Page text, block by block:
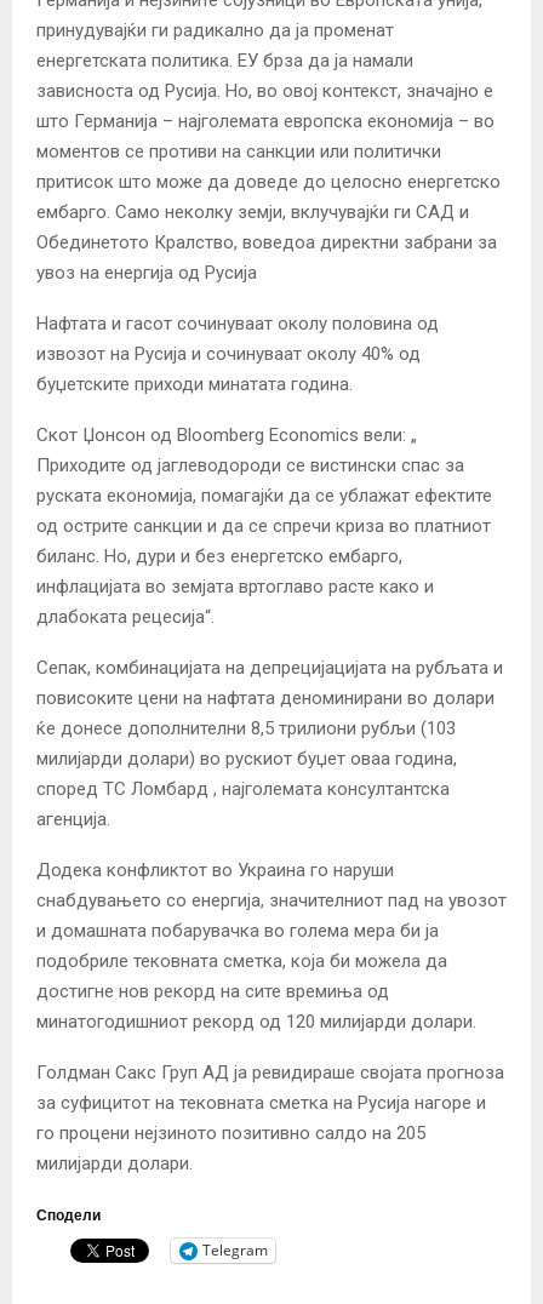
принудувајќи ги радикално да ја променат
енергетската политика. ЕУ брза да ја намали
зависноста од Русија. Но, во овој контекст, значајно е
што Германија – најголемата европска економија – во
моментов се противи на санкции или политички
притисок што може да доведе до целосно енергетско
ембарго. Само неколку земји, вклучувајќи ги САД и
Обединетото Кралство, воведоа директни забрани за
увоз на енергија од Русија
Нафтата и гасот сочинуваат околу половина од
извозот на Русија и сочинуваат околу 40% од
буџетските приходи минатата година.
Скот Џонсон од Bloomberg Economics вели: „
Приходите од јаглеводороди се вистински спас за
руската економија, помагајќи да се ублажат ефектите
од острите санкции и да се спречи криза во платниот
биланс. Но, дури и без енергетско ембарго,
инфлацијата во земјата вртоглаво расте како и
длабоката рецесија“.
Сепак, комбинацијата на депрецијацијата на рубљата и
повисоките цени на нафтата деноминирани во долари
ќе донесе дополнителни 8,5 трилиони рубљи (103
милијарди долари) во рускиот буџет оваа година,
според ТС Ломбард , најголемата консултантска
агенција.
Додека конфликтот во Украина го наруши
снабдувањето со енергија, значителниот пад на увозот
и домашната побарувачка во голема мера би ја
подобриле тековната сметка, која би можела да
достигне нов рекорд на сите времиња од
минатогодишниот рекорд од 120 милијарди долари.
Голдман Сакс Груп АД ја ревидираше својата прогноза
за суфицитот на тековната сметка на Русија нагоре и
го процени нејзиното позитивно салдо на 205
милијарди долари.
Сподели
Telegram